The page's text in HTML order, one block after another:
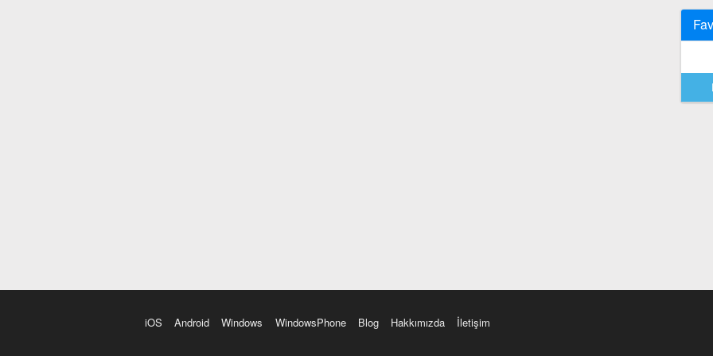
iOS Android Windows WindowsPhone Blog Hakkımızda İletişim